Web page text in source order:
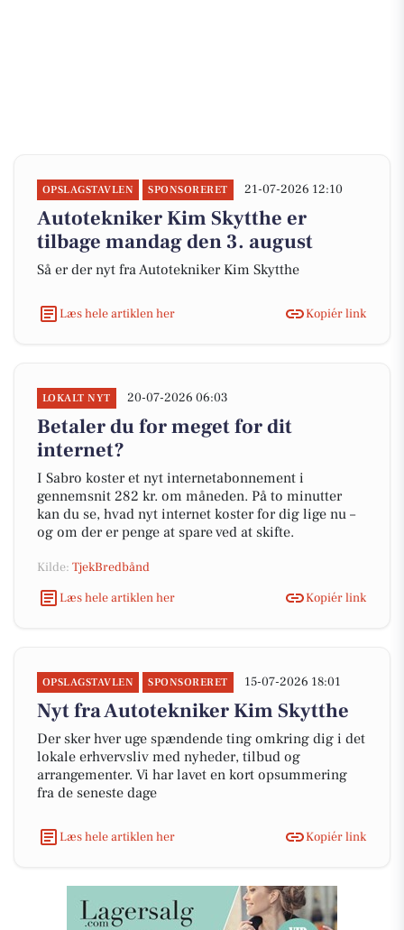
OPSLAGSTAVLEN SPONSORERET 21-07-2026 12:10
Autotekniker Kim Skytthe er
tilbage mandag den 3. august
Så er der nyt fra Autotekniker Kim Skytthe
Læs hele artiklen her Kopiér link
LOKALT NYT 20-07-2026 06:03
Betaler du for meget for dit
internet?
I Sabro koster et nyt internetabonnement i
gennemsnit 282 kr. om måneden. På to minutter
kan du se, hvad nyt internet koster for dig lige nu –
og om der er penge at spare ved at skifte.
Kilde: TjekBredbånd
Læs hele artiklen her
Kopiér link
OPSLAGSTAVLEN SPONSORERET 15-07-2026 18:01
Nyt fra Autotekniker Kim Skytthe
Der sker hver uge spændende ting omkring dig i det
lokale erhvervsliv med nyheder, tilbud og
arrangementer. Vi har lavet en kort opsummering
fra de seneste dage
Læs hele artiklen her Kopiér link